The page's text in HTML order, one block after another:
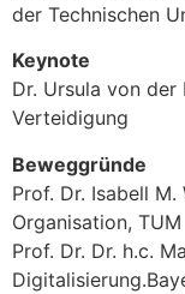
der Technischen
Keynote
Dr. Ursula von der
Verteidigung
Beweggründe
Prof. Dr. Isabell
Organisation, TUM
Prof. Dr. Dr. h.c.